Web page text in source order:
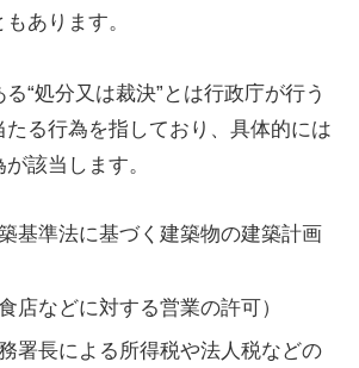
あります。
“処分又は裁決”とは行政庁が行う
る行為を指しており、具体的には
該当します。
基準法に基づく建築物の建築計画
店などに対する営業の許可）
署長による所得税や法人税などの